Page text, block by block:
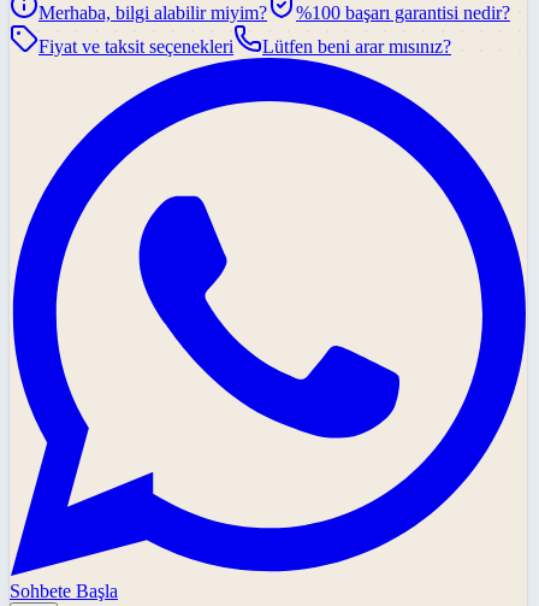
Merhaba, bilgi alabilir miyim?
%100 başarı garantisi nedir?
Fiyat ve taksit seçenekleri
Lütfen beni arar mısınız?
Sohbete Başla